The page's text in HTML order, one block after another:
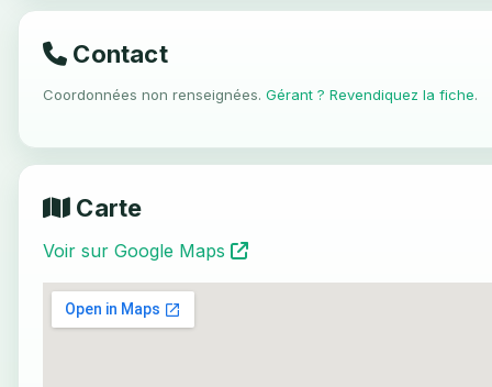
Contact
Coordonnées non renseignées. Gérant ? Revendiquez la fiche.
Carte
Voir sur Google Maps